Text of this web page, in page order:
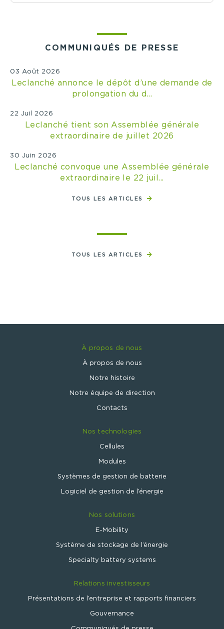
COMMUNIQUÉS DE PRESSE
03 Août 2026
Leclanché annonce le dépôt d’une demande de
prolongation du d...
22 Juil 2026
Leclanché tient son Assemblée générale
extraordinaire de juillet 2026
30 Juin 2026
Leclanché convoque une Assemblée générale
extraordinaire le 22 juil...
TOUS LES ARTICLES
TOUS LES ARTICLES
À propos de nous
À propos de nous
Notre histoire
Notre équipe de direction
Contacts
Nos technologies
Cellules
Modules
Systèmes de gestion de batterie
Logiciel de gestion de l’énergie
Nos solutions
E-Mobility
Système de stockage de l’énergie
Specialty battery systems
Relations investisseurs
Présentations de l’entreprise et rapports financiers
Gouvernance